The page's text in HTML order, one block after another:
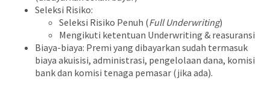
Seleksi Risiko:
Seleksi Risiko Penuh (Full Underwriting)
Mengikuti ketentuan Underwriting & reasuransi
Biaya-biaya: Premi yang dibayarkan sudah termasuk
biaya akuisisi, administrasi, pengelolaan dana, komisi
bank dan komisi tenaga pemasar (jika ada).